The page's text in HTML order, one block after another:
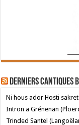
Derniers cantiques
Ni hous ador Hosti sakret
Intron a Grénenan
Trinded Santel